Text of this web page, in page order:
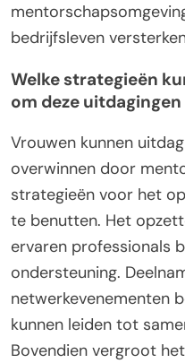
bedrijfsleven
Welke strategieën
om deze
Vrouwen kunnen
overwinnen door
strategieën voor het
te benutten. Het
ervaren professionals
ondersteuning.
netwerkevenementen
kunnen leiden tot
Bovendien vergroot